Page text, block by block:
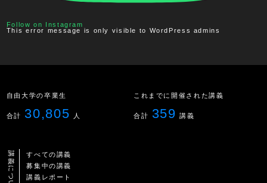
Follow on Instagram
This error message is only visible to WordPress admins
自由大学の卒業生
合計 30,805 人
これまでに開催された講義
合計 359 講義
講義について
すべての講義
募集中の講義
講義レポート